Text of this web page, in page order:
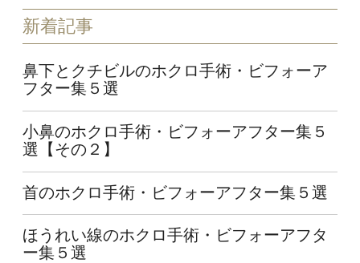
新着記事
鼻下とクチビルのホクロ手術・ビフォーア
フター集５選
小鼻のホクロ手術・ビフォーアフター集５
選【その２】
首のホクロ手術・ビフォーアフター集５選
ほうれい線のホクロ手術・ビフォーアフタ
ー集５選